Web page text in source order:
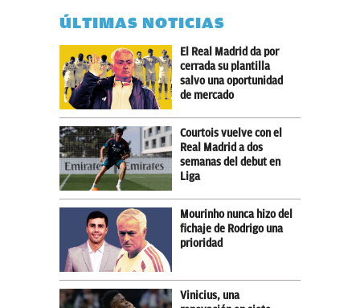
ÚLTIMAS NOTICIAS
El Real Madrid da por
cerrada su plantilla
salvo una oportunidad
de mercado
Courtois vuelve con el
Real Madrid a dos
semanas del debut en
Liga
Mourinho nunca hizo del
fichaje de Rodrigo una
prioridad
Vinicius, una